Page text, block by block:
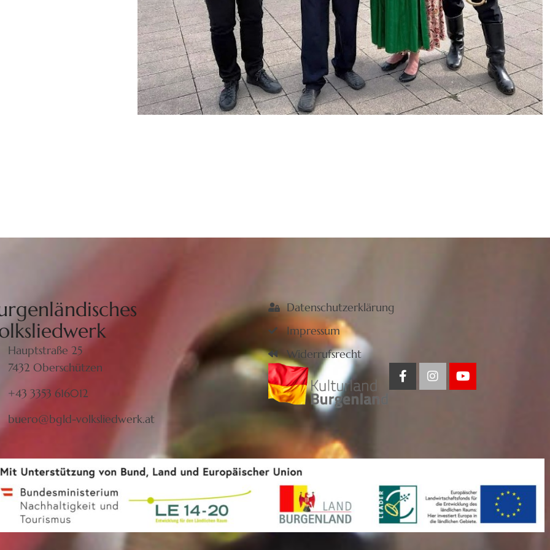
Hauptstraße 25
7432 Oberschützen
+43 3353 616012
buero@bgld-volksliedwerk.at
Datenschutzerklärung
Impressum
Widerrufsrecht